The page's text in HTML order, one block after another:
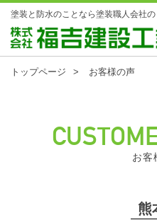
塗装と防水のことなら塗装職人会社の
0120-88-7343 受付時間 8:00
トップページ お客様の声
お客
熊